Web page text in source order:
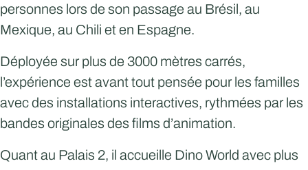
personnes lors de son passage au Brésil, au
Mexique, au Chili et en Espagne.
Déployée sur plus de 3000 mètres carrés,
l’expérience est avant tout pensée pour les familles
avec des installations interactives, rythmées par les
bandes originales des films d’animation.
Quant au Palais 2, il accueille Dino World avec plus